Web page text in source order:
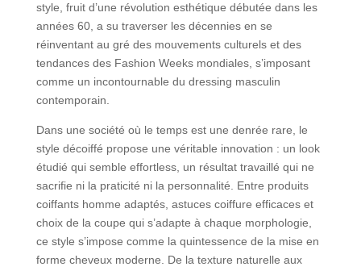
style, fruit d’une révolution esthétique débutée dans les
années 60, a su traverser les décennies en se
réinventant au gré des mouvements culturels et des
tendances des Fashion Weeks mondiales, s’imposant
comme un incontournable du dressing masculin
contemporain.
Dans une société où le temps est une denrée rare, le
style décoiffé propose une véritable innovation : un look
étudié qui semble effortless, un résultat travaillé qui ne
sacrifie ni la praticité ni la personnalité. Entre produits
coiffants homme adaptés, astuces coiffure efficaces et
choix de la coupe qui s’adapte à chaque morphologie,
ce style s’impose comme la quintessence de la mise en
forme cheveux moderne. De la texture naturelle aux